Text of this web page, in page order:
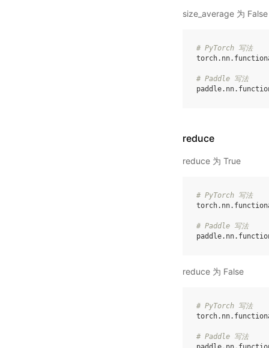
size_average 为 False
# PyTorch 写法
torch. nn.
# Paddle 写法
paddle. nn.
reduce
reduce 为 True
# PyTorch 写法
torch. nn.
# Paddle 写法
paddle. nn.
reduce 为 False
# PyTorch 写法
torch. nn.
# Paddle 写法